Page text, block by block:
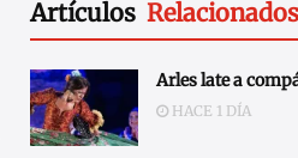
Artículos Relacionados
Arles late a
HACE 1 DÍA